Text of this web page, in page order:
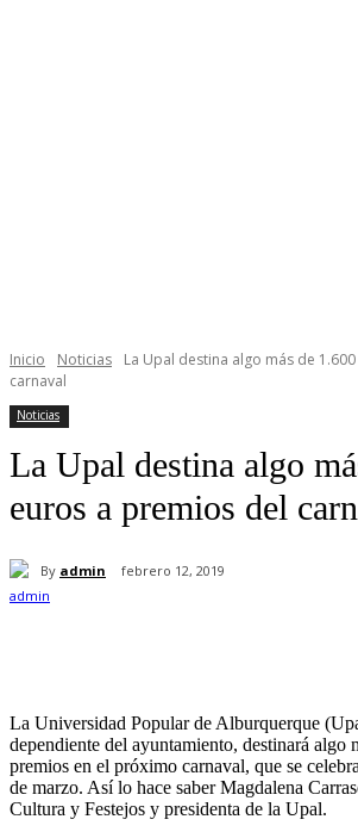
Inicio Noticias
La Upal destina algo más de
carnaval
Noticias
La Upal destina algo
euros a premios del
By admin febrero 12, 2019
La Universidad Popular de Alburquerque
dependiente del ayuntamiento, destinará algo
premios en el próximo carnaval, que se
de marzo. Así lo hace saber Magdalena
Cultura y Festejos y presidenta de la Upal.